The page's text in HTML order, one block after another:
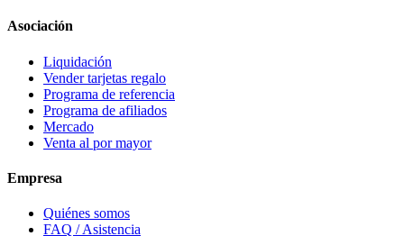
Asociación
Liquidación
Vender tarjetas regalo
Programa de referencia
Programa de afiliados
Mercado
Venta al por mayor
Empresa
Quiénes somos
FAQ / Asistencia